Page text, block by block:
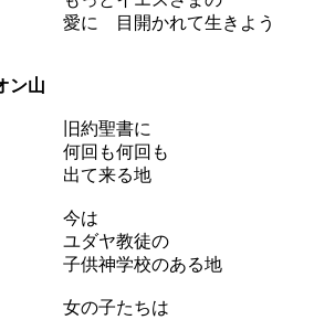
目開かれて生きよう
ン山
約聖書に
回も何回も
て来る地
は
ダヤ教徒の
神学校のある地
の子たちは